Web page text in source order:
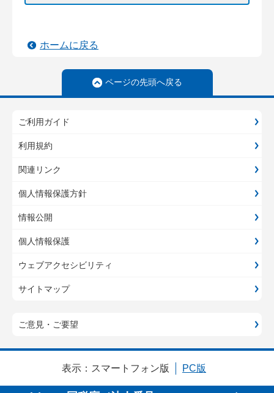
ホームに戻る
ページの先頭へ戻る
ご利用ガイド
利用規約
関連リンク
個人情報保護方針
情報公開
個人情報保護
ウェブアクセシビリティ
サイトマップ
ご意見・ご要望
表示： スマートフォン版 PC版